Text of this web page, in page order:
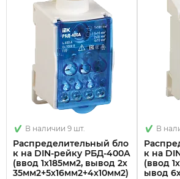
В наличии 9 шт.
Распределительный бло
к на DIN-рейку РБД-400А
(ввод 1х185мм2, вывод 2х
35мм2+5х16мм2+4х10мм2)
В
к на
(ввод
ывод